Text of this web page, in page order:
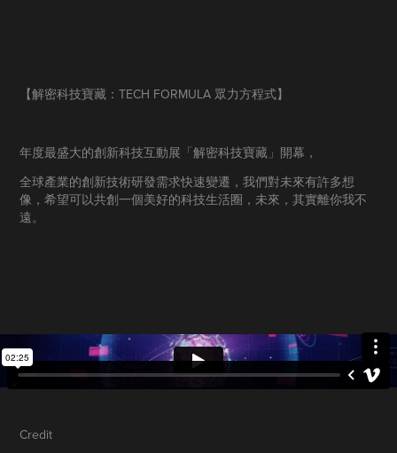
【解密科技寶藏：TECH FORMULA 眾力方程式】
年度最盛大的創新科技互動展「解密科技寶藏」開幕，
全球產業的創新技術研發需求快速變遷，我們對未來有許多想
像，希望可以共創一個美好的科技生活圈，未來，其實離你我不
遠。
Credit